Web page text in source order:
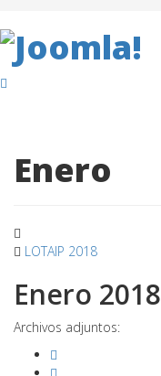
Enero
LOTAIP 2018
Enero 2018
Archivos adjuntos: